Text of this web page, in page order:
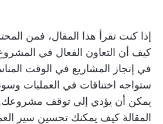
إذا كنت تقرأ هذا المقال، فمن
كيف أن التعاون الفعال في
في إنجاز المشاريع في الوقت
ستواجه اختناقات في العمليات
يمكن أن يؤدي إلى توقف
المقالة كيف يمكنك تحسين سير